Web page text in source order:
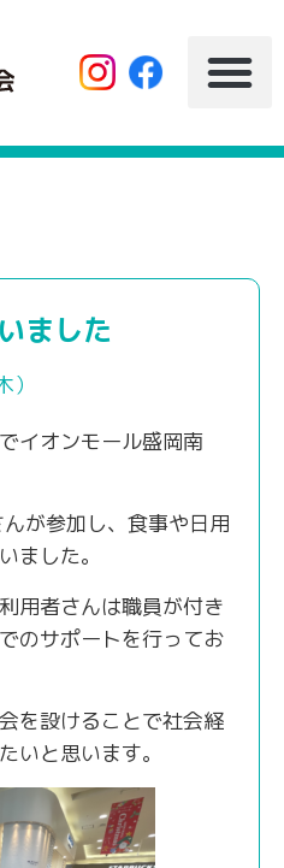
ました
イオンモール盛岡南
が参加し、食事や日用
ました。
用者さんは職員が付き
のサポートを行ってお
を設けることで社会経
いと思います。